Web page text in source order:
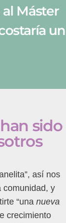
Máster
un
sido
así nos
comunidad, y
“una nueva
crecimiento